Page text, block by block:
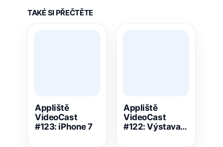
TAKÉ SI PŘEČTĚTE
Appliště
VideoCast
#123: iPhone 7
Appliště
VideoCast
#122: Výstava